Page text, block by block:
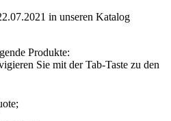
in unseren Katalog
Produkte:
Sie mit der Tab-Taste zu den